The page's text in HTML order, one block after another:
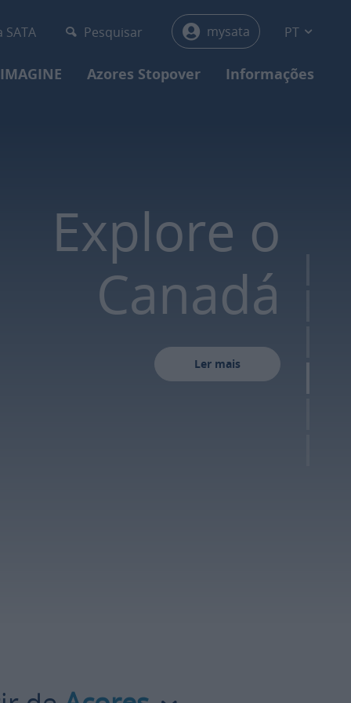
Explore o
Canadá
Ler mais
menu
SATA Pesquisar mysata PT
Azores Stopover Informações